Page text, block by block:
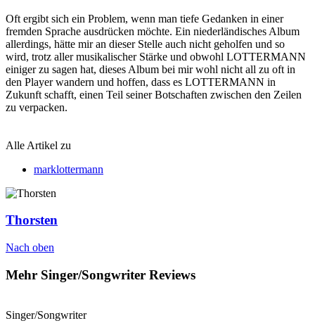
Oft ergibt sich ein Problem, wenn man tiefe Gedanken in einer
fremden Sprache ausdrücken möchte. Ein niederländisches Album
allerdings, hätte mir an dieser Stelle auch nicht geholfen und so
wird, trotz aller musikalischer Stärke und obwohl LOTTERMANN
einiger zu sagen hat, dieses Album bei mir wohl nicht all zu oft in
den Player wandern und hoffen, dass es LOTTERMANN in
Zukunft schafft, einen Teil seiner Botschaften zwischen den Zeilen
zu verpacken.
Alle Artikel zu
marklottermann
Thorsten
Nach oben
Mehr Singer/Songwriter Reviews
Singer/Songwriter